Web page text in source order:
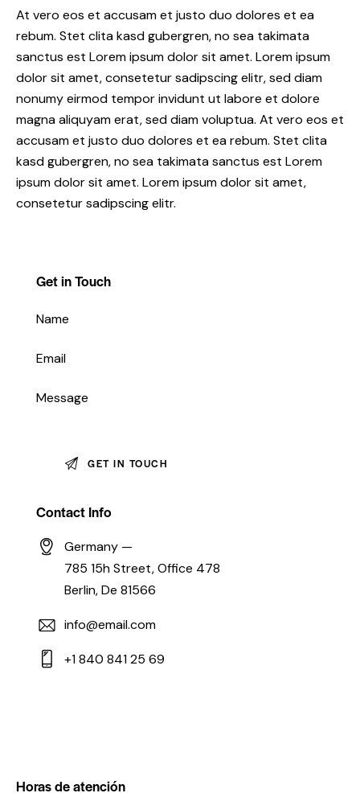
At vero eos et accusam et justo duo dolores et ea
rebum. Stet clita kasd gubergren, no sea takimata
sanctus est Lorem ipsum dolor sit amet. Lorem ipsum
dolor sit amet, consetetur sadipscing elitr, sed diam
nonumy eirmod tempor invidunt ut labore et dolore
magna aliquyam erat, sed diam voluptua. At vero eos et
accusam et justo duo dolores et ea rebum. Stet clita
kasd gubergren, no sea takimata sanctus est Lorem
ipsum dolor sit amet. Lorem ipsum dolor sit amet,
consetetur sadipscing elitr.
Get in Touch
Contact Info
Germany —
785 15h Street, Office 478
Berlin, De 81566
info@email.com
+1 840 841 25 69
Horas de atención